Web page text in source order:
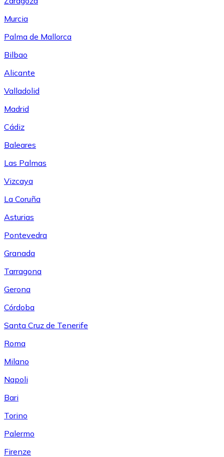
Murcia
Palma de Mallorca
Bilbao
Alicante
Valladolid
Madrid
Cádiz
Baleares
Las Palmas
Vizcaya
La Coruña
Asturias
Pontevedra
Granada
Tarragona
Gerona
Córdoba
Santa Cruz de Tenerife
Roma
Milano
Napoli
Bari
Torino
Palermo
Firenze